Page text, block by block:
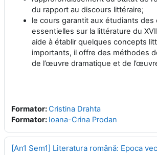
du rapport au discours littéraire;
le cours garantit aux étudiants des
essentielles sur la littérature du
aide à établir quelques concepts
importants, il offre des méthodes
de l’œuvre dramatique et de
Formator:Cristina Drahta
Formator: Ioana-Crina Prodan
[An1 Sem1] Literatura română: Epoca